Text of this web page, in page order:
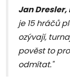
Jan
je 15 hráčů
ozývají,
pověst to
odmítat."